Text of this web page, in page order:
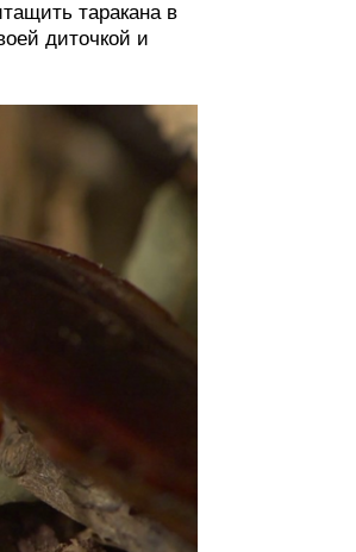
таракана в
диточкой и